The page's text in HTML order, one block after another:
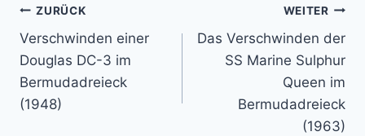
Beitragsnavigation
ZURÜCK
Verschwinden einer
Douglas DC-3 im
Bermudadreieck
(1948)
WEITER
Das Verschwinden der
SS Marine Sulphur
Queen im
Bermudadreieck
(1963)